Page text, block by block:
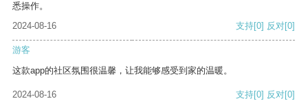
悉操作。
2024-08-16
支持[0] 反对[0]
游客
这款app的社区氛围很温馨，让我能够感受到家的温暖。
2024-08-16 支持[0] 反对[0]